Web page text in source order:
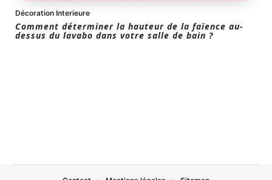
Décoration Interieure
Comment déterminer la hauteur de la faïence au-
dessus du lavabo dans votre salle de bain ?